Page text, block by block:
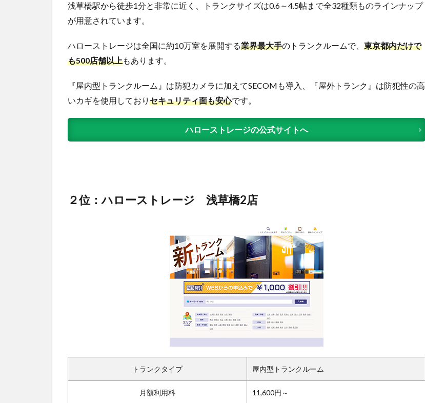
浅草橋駅から徒歩1分と非常に近く、トランクサイズは0.6～4.5帖まで全32種類ものラインナップ
が用意されています。
ハローストレージは全国に約10万室を展開する業界最大手のトランクルームで、 東京都内だけで
も500店舗以上もあります。
『屋内型トランクルーム』は防犯カメラに加えてSECOMも導入、『屋外トランク』は防犯性の高
いカギを使用しており セキュリティ面も安心です。
ハローストレージの公式サイトへ
２位：ハローストレージ 浅草橋2店
トランクタイプ 屋内型トランクルーム
月額利用料 11,600円～